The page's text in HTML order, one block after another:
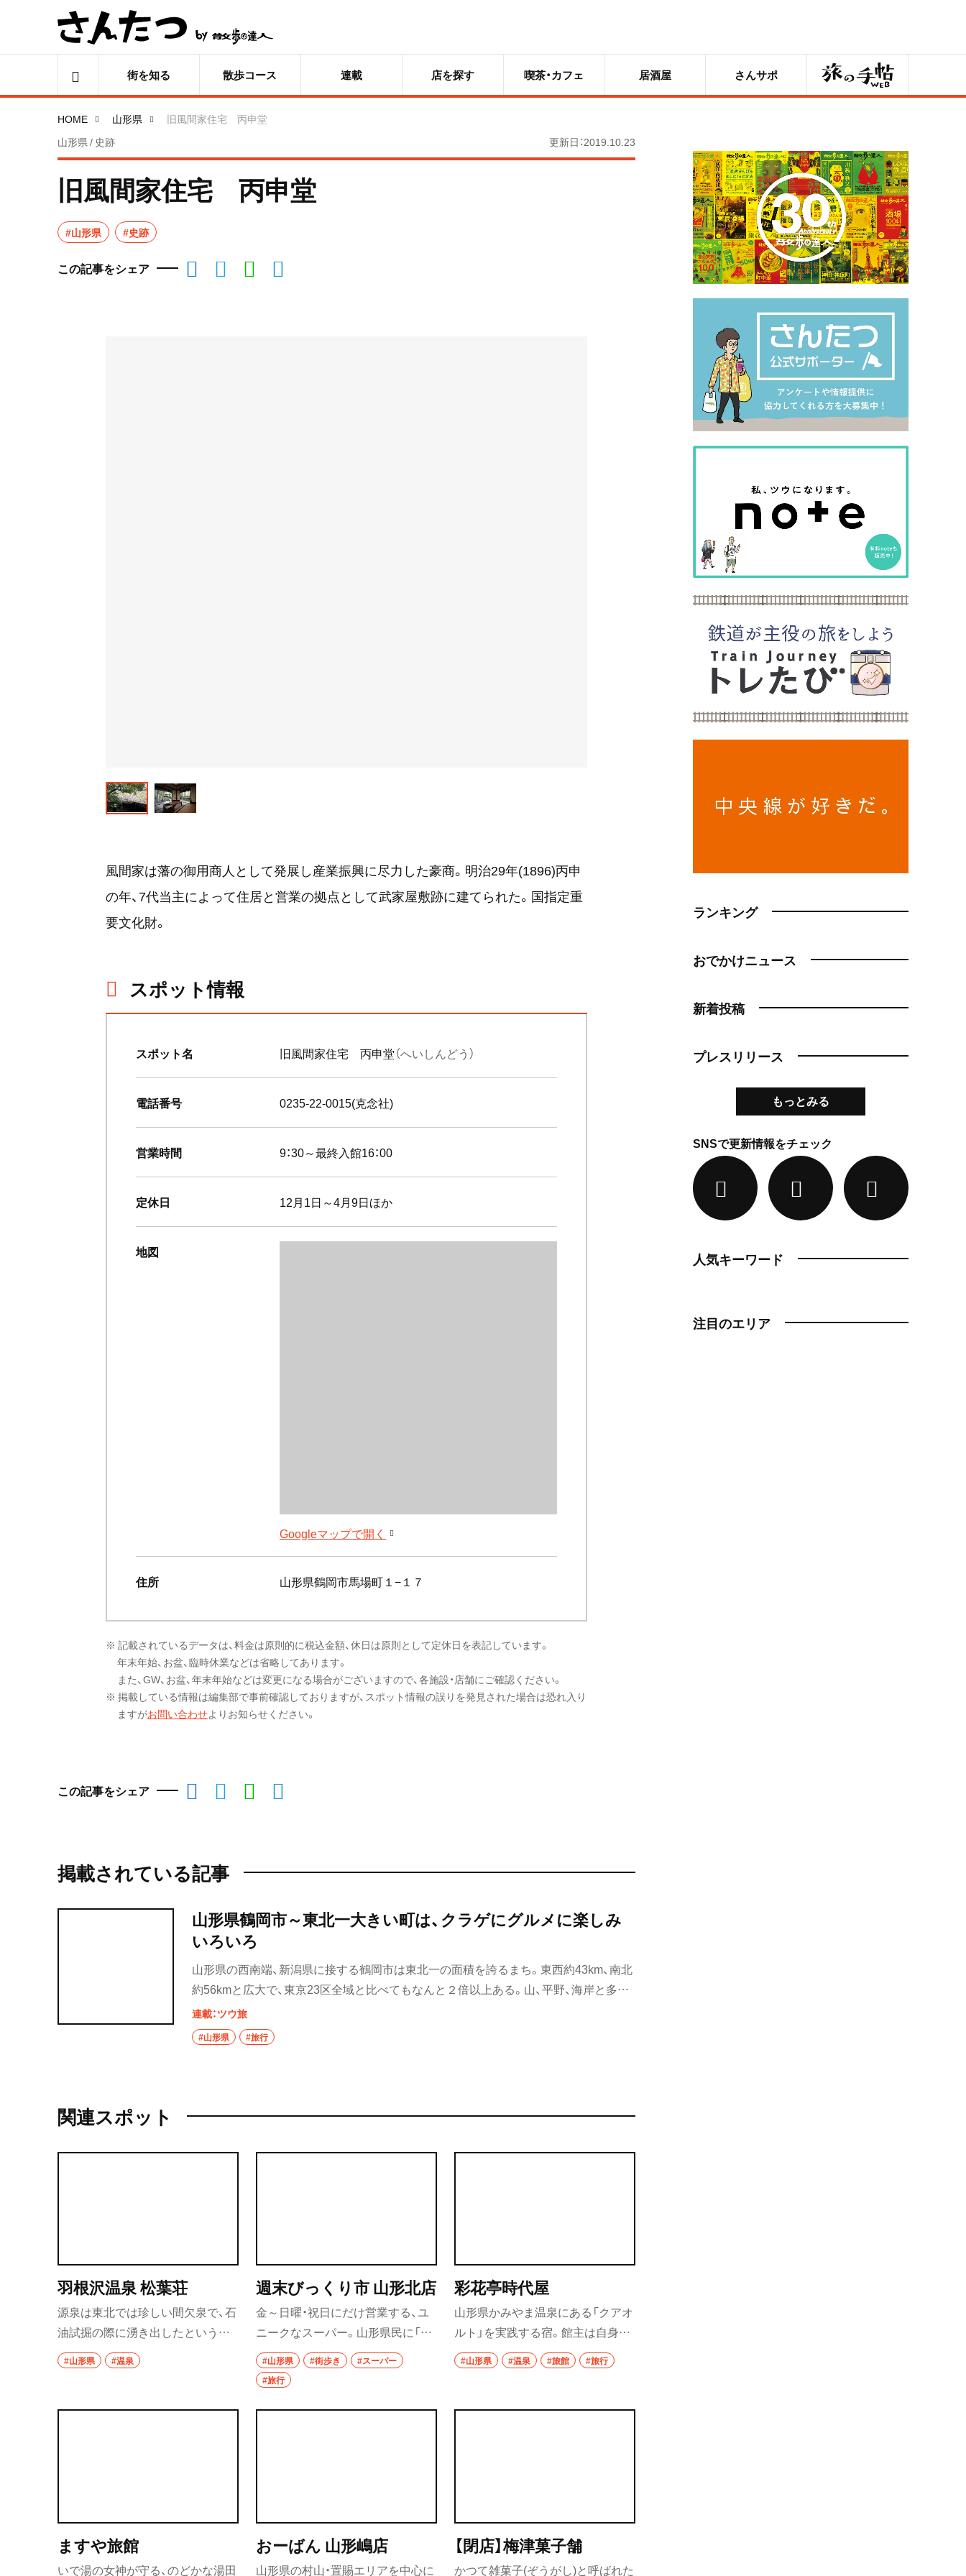
街を知る 散歩コース 連載 店を探す 喫茶・カフェ 居酒屋 さんサポ 旅の手帖
HOME 山形県
旧風間家住宅 丙申堂
山形県 / 史跡
更新日：2019.10.23
旧風間家住宅 丙申堂
#山形県 #史跡
この記事をシェア
風間家は藩の御用商人として発展し産業振興に尽力した豪商。明治29年(1896)丙申
の年、7代当主によって住居と営業の拠点として武家屋敷跡に建てられた。国指定重
要文化財。
スポット情報
スポット名 旧風間家住宅 丙申堂（へいしんどう）
電話番号 0235-22-0015(克念社)
営業時間 9：30～最終入館16：00
定休日 12月1日～4月9日ほか
地図
Googleマップで開く
住所 山形県鶴岡市馬場町１−１７
※ 記載されているデータは、料金は原則的に税込金額、休日は原則として定休日を表記しています。
年末年始、お盆、臨時休業などは省略してあります。
また、GW、お盆、年末年始などは変更になる場合がございますので、各施設・店舗にご確認ください。
※ 掲載している情報は編集部で事前確認しておりますが、スポット情報の誤りを発見された場合は恐れ入り
ますがお問い合わせよりお知らせください。
この記事をシェア
掲載されている記事
山形県鶴岡市～東北一大きい町は、クラゲにグルメに楽しみ
いろいろ
山形県の西南端、新潟県に接する鶴岡市は東北一の面積を誇るまち。東西約43km、南北
約56kmと広大で、東京23区全域と比べてもなんと２倍以上ある。山、平野、海岸と多様
な環境が揃っているので遊びの切り口も多彩。出羽三山の信仰、日本遺産「サムライゆ
かりのシルク」、朝日連峰の山々、クラゲに人面魚と枚挙にいとまがない。平野部は日本
有数の穀倉地帯でもあり、バラエティー豊かな食材が、日本で唯一の「ユネスコ食文化
首都圏から６～８時間だが、成田と「おいしい庄内空港」を結ぶ初のＬＣＣ定期路線が
連載：ツウ旅
#山形県 #旅行
関連スポット
羽根沢温泉 松葉荘
源泉は東北では珍しい間欠泉で、石
油試掘の際に湧き出したという。
とろりとした感触が特徴で、しっと
り肌が潤う湯だ。湯船になみなみ
味覚を堪能しよう。
#山形県 #温泉
週末びっくり市 山形北店
金～日曜・祝日にだけ営業する、ユ
ニークなスーパー。山形県民に「肉
を買うなら『びっくり市』」と言わ
せる、不動のポジションを確立して
いる。無人決済が全盛の時代に、む
かしながらの「対面量り売りスタイ
#山形県 #街歩き
#スーパー
#旅行
彩花亭時代屋
山形県かみやま温泉にある「クアオ
ルト」を実践する宿。館主は自身の
病気を経て山歩きのガイドを始め、
さまざまな健康と癒やしのプログ
でウォーキングを楽しみ、健康にい
#山形県 #温泉 #旅館 #旅行
ますや旅館
いで湯の女神が守る、のどかな湯田
おーばん 山形嶋店
山形県の村山・置賜エリアを中心に
【閉店】梅津菓子舗
かつて雑菓子(ぞうがし)と呼ばれた
ランキング
おでかけニュース
新着投稿
プレスリリース
もっとみる
SNSで更新情報をチェック
人気キーワード
注目のエリア